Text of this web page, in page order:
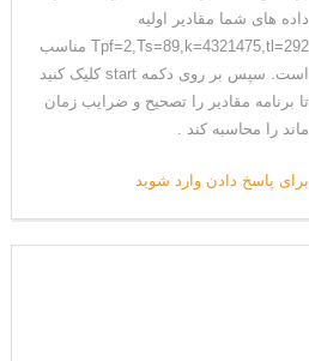
داده های شما مقادیر اولیه
Tpf=2,Ts=89,k=4321475,tl=292 مناسب
است. سپس بر روی دکمه start کلیک کنید
تا برنامه مقادیر را تصحیح و ضرایب زمان
ماند را محاسبه کند .
برای پاسخ دادن وارد شوید